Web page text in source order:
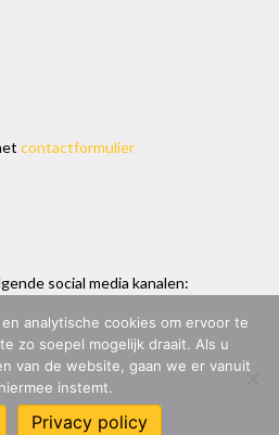
contactformulier
social media kanalen:
& ADVIESBUREAU LIJSTER
BOUW: MARC HOPPEN
analytische cookies om ervoor te
zo soepel mogelijk draait. Als u
van de website, gaan we er vanuit
instemt.
Privacy policy